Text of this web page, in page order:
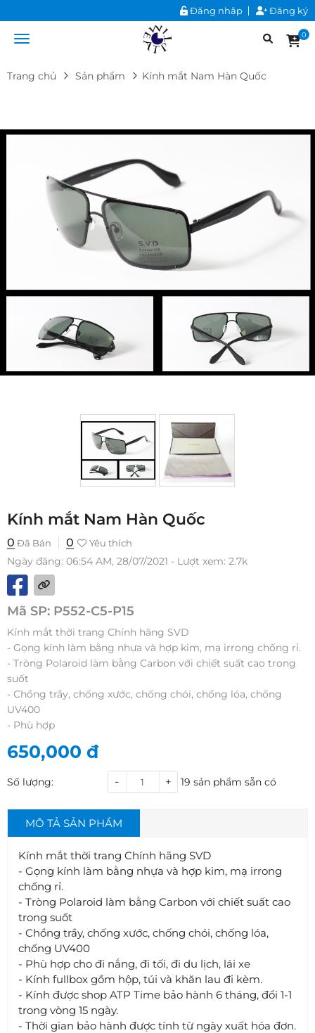
Đăng nhập Đăng ký
0
Trang chủ Sản phẩm Kính mắt Nam Hàn Quốc
Kính mắt Nam Hàn Quốc
0 Đã Bán 0 Yêu thích
Ngày đăng: 06:54 AM, 28/07/2021 - Lượt xem: 2.7k
Mã SP: P552-C5-P15
Kính mắt thời trang Chính hãng SVD
- Gọng kính làm bằng nhựa và hợp kim, mạ irrong chống rỉ.
- Tròng Polaroid làm bằng Carbon với chiết suất cao trong
suốt
- Chồng trầy, chống xước, chống chói, chống lóa, chống
UV400
- Phù hợp
650,000 đ
Số lượng: +
- 19 sản phẩm sẵn có
MÔ TẢ SẢN PHẨM
Kính mắt thời trang Chính hãng SVD
- Gọng kính làm bằng nhựa và hợp kim, mạ irrong
chống rỉ.
- Tròng Polaroid làm bằng Carbon với chiết suất cao
trong suốt
- Chồng trầy, chống xước, chống chói, chống lóa,
chống UV400
- Phù hợp cho đi nắng, đi tối, đi du lịch, lái xe
- Kính fullbox gồm hộp, túi và khăn lau đi kèm.
- Kính được shop ATP Time bảo hành 6 tháng, đổi 1-1
trong vòng 15 ngày.
- Thời gian bảo hành được tính từ ngày xuất hóa đơn.